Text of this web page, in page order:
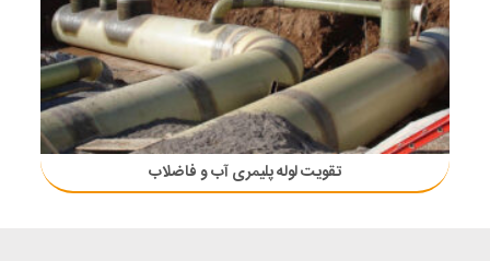
تقویت لوله پلیمری آب و فاضلاب